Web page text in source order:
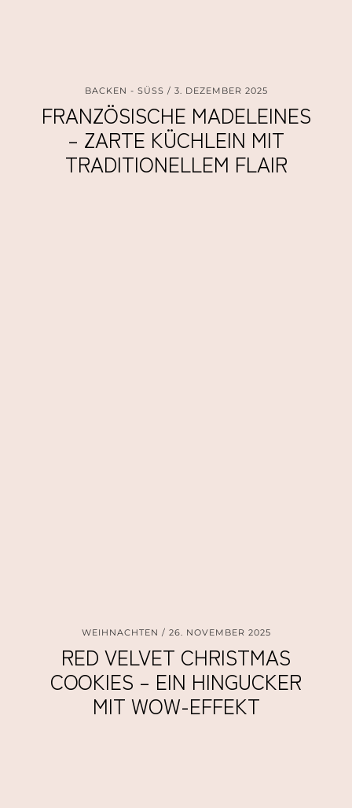
BACKEN - SÜSS 3. DEZEMBER 2025
FRANZÖSISCHE MADELEINES
– ZARTE KÜCHLEIN MIT
TRADITIONELLEM FLAIR
WEIHNACHTEN 26. NOVEMBER 2025
RED VELVET CHRISTMAS
COOKIES – EIN HINGUCKER
MIT WOW-EFFEKT